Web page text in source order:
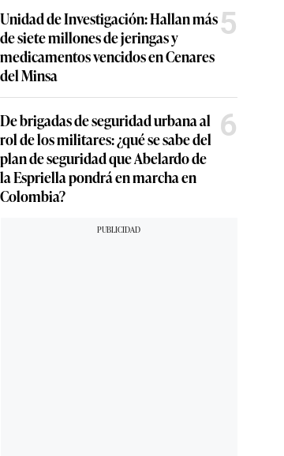
Unidad de Investigación: Hallan más
de siete millones de jeringas y
medicamentos vencidos en Cenares
del Minsa
5
De brigadas de seguridad urbana al
rol de los militares: ¿qué se sabe del
plan de seguridad que Abelardo de
la Espriella pondrá en marcha en
Colombia?
6